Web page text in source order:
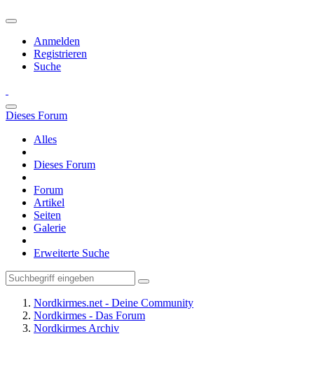
Anmelden
Registrieren
Suche
Dieses Forum
Alles
Dieses Forum
Forum
Artikel
Seiten
Galerie
Erweiterte Suche
Nordkirmes.net - Deine Community
Nordkirmes - Das Forum
Nordkirmes Archiv